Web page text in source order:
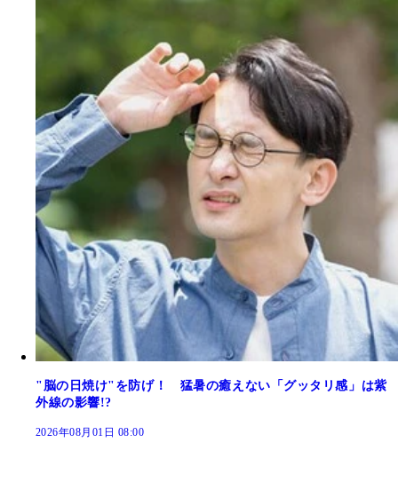
"脳の日焼け"を防げ！ 猛暑の癒えない「グッタリ感」は紫
外線の影響!?
2026年08月01日 08:00